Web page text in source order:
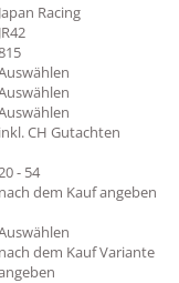
Japan Racing
JR42
inkl. CH Gutachten
- 54
nach dem Kauf angeben
nach dem Kauf Variante